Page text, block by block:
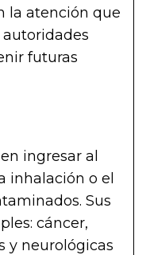
la atención que
autoridades
futuras
ingresar al
inhalación o el
Sus
cáncer,
y neurológicas